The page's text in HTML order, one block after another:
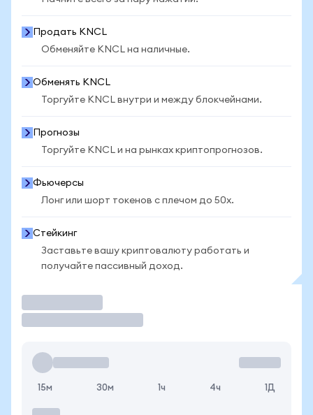
Продать KNCL
Обменяйте KNCL на наличные.
Обменять KNCL
Торгуйте KNCL внутри и между блокчейнами.
Прогнозы
Торгуйте KNCL и на рынках криптопрогнозов.
Фьючерсы
Лонг или шорт токенов с плечом до 50x.
Стейкинг
Заставьте вашу криптовалюту работать и
получайте пассивный доход.
15м 30м 1ч 4ч 1Д